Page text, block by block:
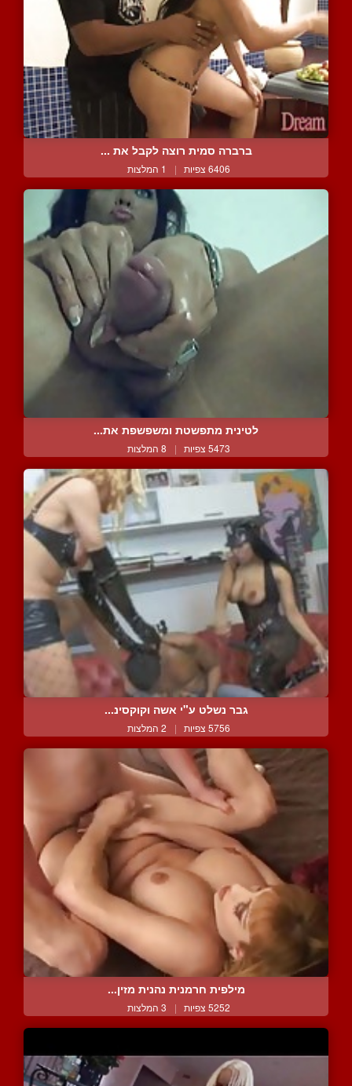
ברברה סמית רוצה לקבל את ...
6406 צפיות | 1 המלצות
לטינית מתפשטת ומשפשפת את...
5473 צפיות | 8 המלצות
גבר נשלט ע"י אשה וקוקסינ...
5756 צפיות | 2 המלצות
מילפית חרמנית נהנית מזין...
5252 צפיות | 3 המלצות